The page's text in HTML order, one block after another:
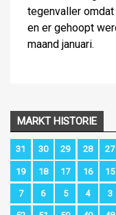
tegenvaller
en er gehoopt
maand januari.
MARKT HISTORIE
31 30 29 28 27
19 18 17 16 15
7 6 5 4 3